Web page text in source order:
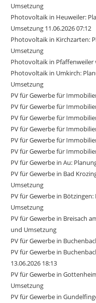
Umsetzung
Photovoltaik in Heuweiler:
Umsetzung 11.06.2026 07:12
Photovoltaik in Kirchzarten:
Umsetzung
Photovoltaik in Pfaffenweiler
Photovoltaik in Umkirch:
Umsetzung
PV für Gewerbe für
PV für Gewerbe für
PV für Gewerbe für
PV für Gewerbe für
PV für Gewerbe für
PV für Gewerbe für
PV für Gewerbe in Au:
PV für Gewerbe in Bad
Umsetzung
PV für Gewerbe in
Umsetzung
PV für Gewerbe in Breisach
und Umsetzung
PV für Gewerbe in
PV für Gewerbe in
13.06.2026 18:13
PV für Gewerbe in
Umsetzung
PV für Gewerbe in